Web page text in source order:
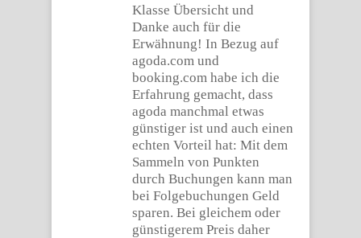
Klasse Übersicht und
Danke auch für die
Erwähnung! In Bezug auf
agoda.com und
booking.com habe ich die
Erfahrung gemacht, dass
agoda manchmal etwas
günstiger ist und auch einen
echten Vorteil hat: Mit dem
Sammeln von Punkten
durch Buchungen kann man
bei Folgebuchungen Geld
sparen. Bei gleichem oder
günstigerem Preis daher